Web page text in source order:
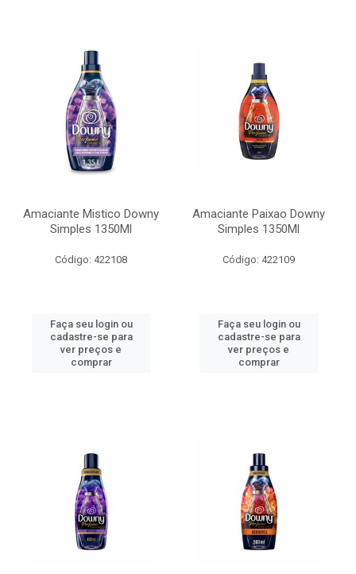
Amaciante Mistico Downy
Simples 1350Ml
Código: 422108
Faça seu login ou
cadastre-se para
ver preços e
comprar
Amaciante Paixao Downy
Simples 1350Ml
Código: 422109
Faça seu login ou
cadastre-se para
ver preços e
comprar